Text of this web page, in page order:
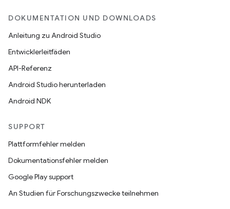
DOKUMENTATION UND DOWNLOADS
Anleitung zu Android Studio
Entwicklerleitfäden
API-Referenz
Android Studio herunterladen
Android NDK
SUPPORT
Plattformfehler melden
Dokumentationsfehler melden
Google Play support
An Studien für Forschungszwecke teilnehmen